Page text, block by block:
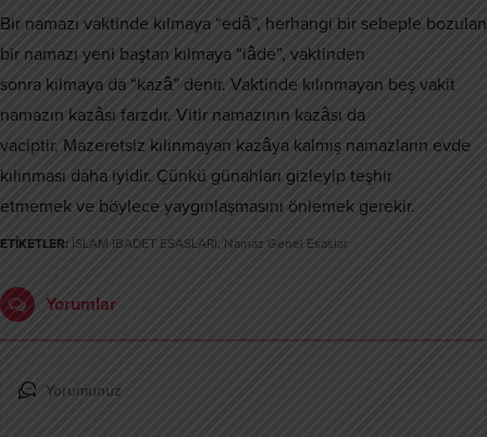
Bir namazı vaktinde kılmaya “edâ”, herhangi bir sebeple bozulan
bir namazı yeni baştan kılmaya “iâde”, vaktinden
sonra kılmaya da “kazâ” denir. Vaktinde kılınmayan beş vakit
namazın kazâsı farzdır. Vitir namazının kazâsı da
vaciptir. Mazeretsiz kılınmayan kazâya kalmış namazların evde
kılınması daha iyidir. Çünkü günahları gizleyip teşhir
etmemek ve böylece yaygınlaşmasını önlemek gerekir.
ETİKETLER: İSLAM İBADET ESASLARI, Namaz Genel Esaslar
Yorumlar